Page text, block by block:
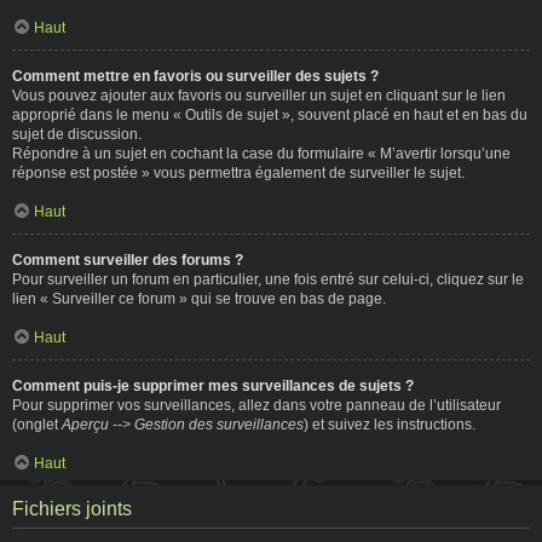
Haut
Comment mettre en favoris ou surveiller des sujets ?
Vous pouvez ajouter aux favoris ou surveiller un sujet en cliquant sur le lien
approprié dans le menu « Outils de sujet », souvent placé en haut et en bas du
sujet de discussion.
Répondre à un sujet en cochant la case du formulaire « M’avertir lorsqu’une
réponse est postée » vous permettra également de surveiller le sujet.
Haut
Comment surveiller des forums ?
Pour surveiller un forum en particulier, une fois entré sur celui-ci, cliquez sur le
lien « Surveiller ce forum » qui se trouve en bas de page.
Haut
Comment puis-je supprimer mes surveillances de sujets ?
Pour supprimer vos surveillances, allez dans votre panneau de l’utilisateur
(onglet Aperçu --> Gestion des surveillances) et suivez les instructions.
Haut
Fichiers joints